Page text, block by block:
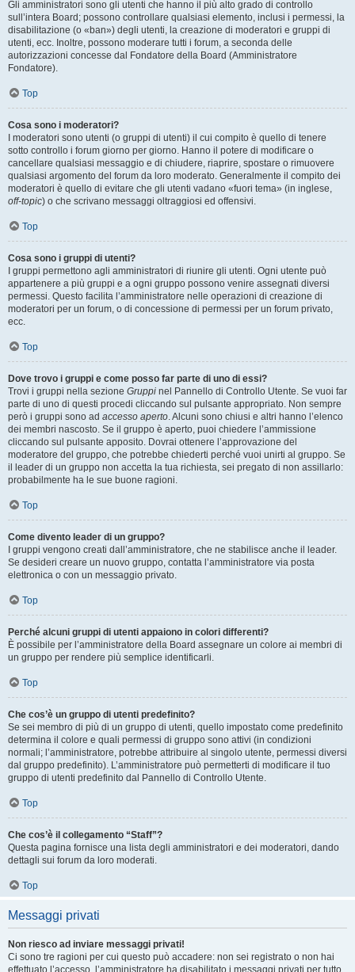
Gli amministratori sono gli utenti che hanno il più alto grado di controllo
sull’intera Board; possono controllare qualsiasi elemento, inclusi i permessi, la
disabilitazione (o «ban») degli utenti, la creazione di moderatori e gruppi di
utenti, ecc. Inoltre, possono moderare tutti i forum, a seconda delle
autorizzazioni concesse dal Fondatore della Board (Amministratore
Fondatore).
Top
Cosa sono i moderatori?
I moderatori sono utenti (o gruppi di utenti) il cui compito è quello di tenere
sotto controllo i forum giorno per giorno. Hanno il potere di modificare o
cancellare qualsiasi messaggio e di chiudere, riaprire, spostare o rimuovere
qualsiasi argomento del forum da loro moderato. Generalmente il compito dei
moderatori è quello di evitare che gli utenti vadano «fuori tema» (in inglese,
off-topic) o che scrivano messaggi oltraggiosi ed offensivi.
Top
Cosa sono i gruppi di utenti?
I gruppi permettono agli amministratori di riunire gli utenti. Ogni utente può
appartenere a più gruppi e a ogni gruppo possono venire assegnati diversi
permessi. Questo facilita l’amministratore nelle operazioni di creazione di
moderatori per un forum, o di concessione di permessi per un forum privato,
ecc.
Top
Dove trovo i gruppi e come posso far parte di uno di essi?
Trovi i gruppi nella sezione Gruppi nel Pannello di Controllo Utente. Se vuoi far
parte di uno di questi procedi cliccando sul pulsante appropriato. Non sempre
però i gruppi sono ad accesso aperto. Alcuni sono chiusi e altri hanno l’elenco
dei membri nascosto. Se il gruppo è aperto, puoi chiedere l’ammissione
cliccando sul pulsante apposito. Dovrai ottenere l’approvazione del
moderatore del gruppo, che potrebbe chiederti perché vuoi unirti al gruppo. Se
il leader di un gruppo non accetta la tua richiesta, sei pregato di non assillarlo:
probabilmente ha le sue buone ragioni.
Top
Come divento leader di un gruppo?
I gruppi vengono creati dall’amministratore, che ne stabilisce anche il leader.
Se desideri creare un nuovo gruppo, contatta l’amministratore via posta
elettronica o con un messaggio privato.
Top
Perché alcuni gruppi di utenti appaiono in colori differenti?
È possibile per l’amministratore della Board assegnare un colore ai membri di
un gruppo per rendere più semplice identificarli.
Top
Che cos’è un gruppo di utenti predefinito?
Se sei membro di più di un gruppo di utenti, quello impostato come predefinito
determina il colore e quali permessi di gruppo sono attivi (in condizioni
normali; l’amministratore, potrebbe attribuire al singolo utente, permessi diversi
dal gruppo predefinito). L’amministratore può permetterti di modificare il tuo
gruppo di utenti predefinito dal Pannello di Controllo Utente.
Top
Che cos’è il collegamento “Staff”?
Questa pagina fornisce una lista degli amministratori e dei moderatori, dando
dettagli sui forum da loro moderati.
Top
Messaggi privati
Non riesco ad inviare messaggi privati!
Ci sono tre ragioni per cui questo può accadere: non sei registrato o non hai
effettuato l’accesso, l’amministratore ha disabilitato i messaggi privati per tutto